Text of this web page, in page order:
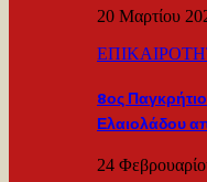
20 Μαρτίου
8ος
Ελαιολάδου
24